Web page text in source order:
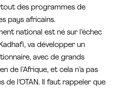
des programmes de
pays africains.
national est né sur l’échec
va développer un
avec de grands
de l’Afrique, et cela n’a pas
de l’OTAN. Il faut rappeler que